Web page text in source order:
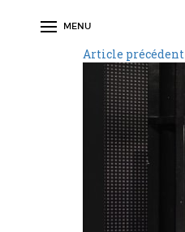
MENU
Article précédent